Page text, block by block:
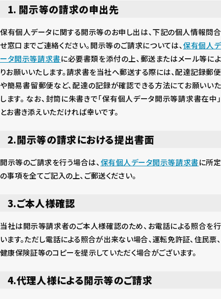
1. 開示等の請求の申出先
保有個人データに関する開示等のお申し出は、下記の個人情報問合
せ窓口までご連絡ください。開示等のご請求については、保有個人デ
ータ開示等請求書に必要書類を添付の上、郵送またはメール等によ
りお願いいたします。請求書を当社へ郵送する際には、配達記録郵便
や簡易書留郵便など、配達の記録が確認できる方法にてお願いいた
します。 なお、封筒に朱書きで「保有個人データ開示等請求書在中」
とお書き添えいただければ幸いです。
2.開示等の請求における提出書面
開示等のご請求を行う場合は、保有個人データ開示等請求書に所定
の事項を全てご記入の上、ご郵送ください。
3.ご本人様確認
当社は開示等請求者のご本人様確認のため、お電話による照合を行
います。ただし電話による照合が出来ない場合、運転免許証、住民票、
健康保険証等のコピーを提示していただく場合がございます。
4.代理人様による開示等のご請求